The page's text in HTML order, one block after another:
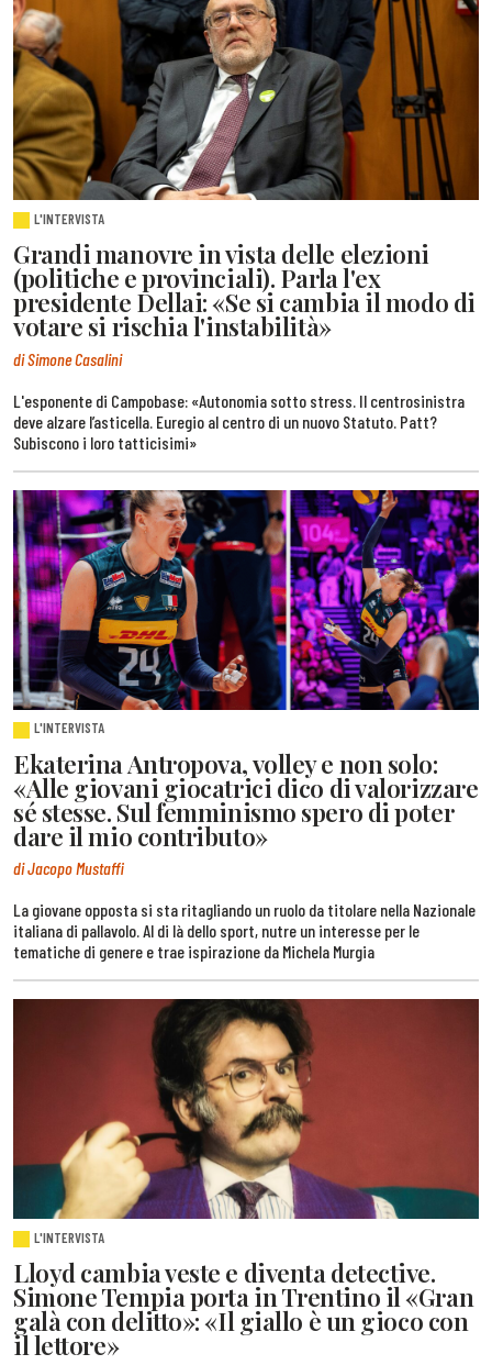
L'INTERVISTA
Grandi manovre in vista delle elezioni
(politiche e provinciali). Parla l'ex
presidente Dellai: «Se si cambia il modo di
votare si rischia l'instabilità»
di Simone Casalini
L'esponente di Campobase: «Autonomia sotto stress. Il centrosinistra
deve alzare l’asticella. Euregio al centro di un nuovo Statuto. Patt?
Subiscono i loro tatticisimi»
L'INTERVISTA
Ekaterina Antropova, volley e non solo:
«Alle giovani giocatrici dico di valorizzare
sé stesse. Sul femminismo spero di poter
dare il mio contributo»
di Jacopo Mustaffi
La giovane opposta si sta ritagliando un ruolo da titolare nella Nazionale
italiana di pallavolo. Al di là dello sport, nutre un interesse per le
tematiche di genere e trae ispirazione da Michela Murgia
L'INTERVISTA
Lloyd cambia veste e diventa detective.
Simone Tempia porta in Trentino il «Gran
galà con delitto»: «Il giallo è un gioco con
il lettore»